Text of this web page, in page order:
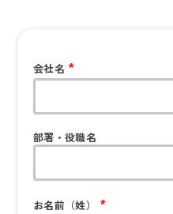
会社名 *
部署・役職名
お名前（姓） *